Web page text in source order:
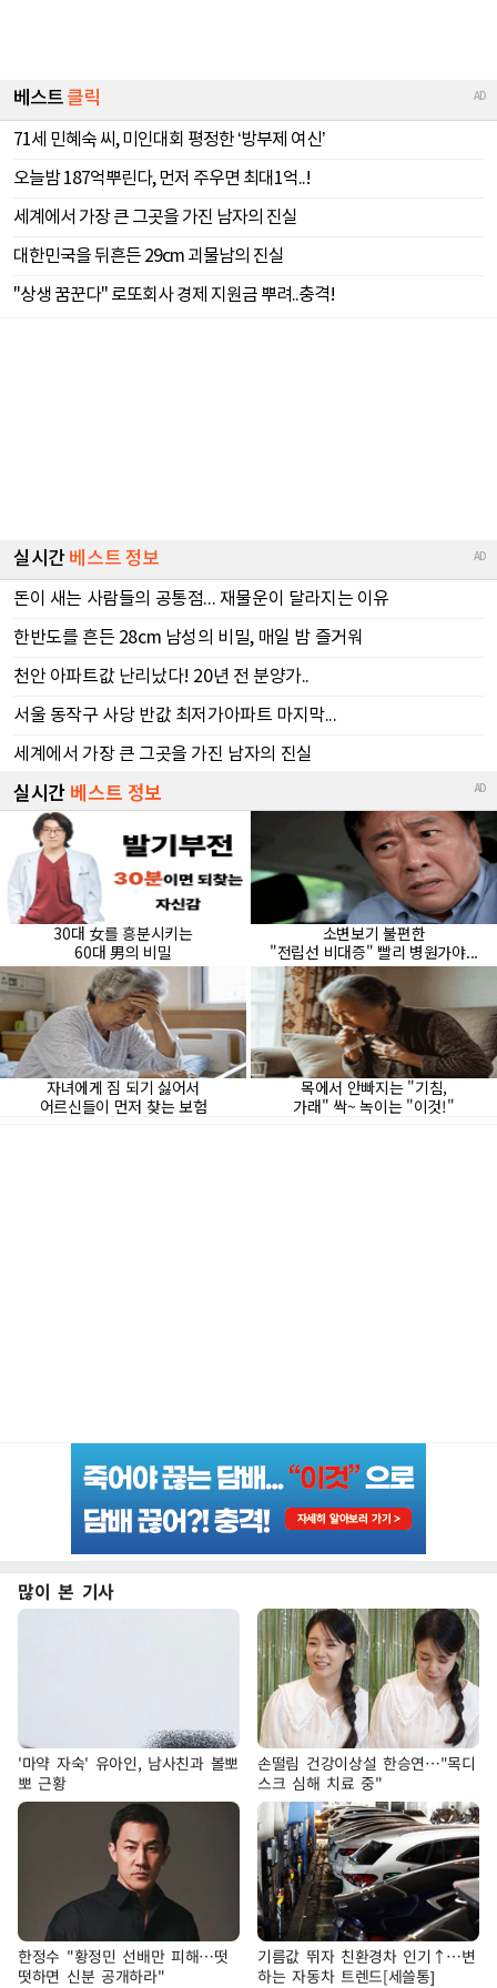
많이 본 기사
'마약 자숙' 유아인, 남사친과 볼뽀
뽀 근황
손떨림 건강이상설 한승연…"목디
스크 심해 치료 중"
한정수 "황정민 선배만 피해…떳
떳하면 신분 공개하라"
기름값 뛰자 친환경차 인기↑…변
하는 자동차 트렌드[세쓸통]